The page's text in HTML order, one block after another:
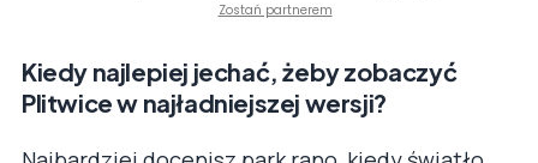
Zostań partnerem
Kiedy najlepiej jechać, żeby zobaczyć
Plitwice w najładniejszej wersji?